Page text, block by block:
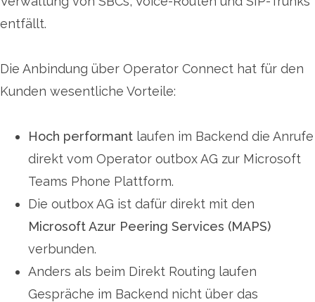
entfällt.
Die Anbindung über Operator Connect hat für den
Kunden wesentliche Vorteile:
Hoch performant laufen im Backend die Anrufe
direkt vom Operator outbox AG zur Microsoft
Teams Phone Plattform.
Die outbox AG ist dafür direkt mit den
Microsoft Azur Peering Services (MAPS)
verbunden.
Anders als beim Direkt Routing laufen
Gespräche im Backend nicht über das